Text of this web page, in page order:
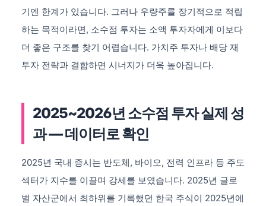
기엔 한계가 있습니다. 그러나 우량주를 장기적으로 적립
하는 목적이라면, 소수점 투자는 소액 투자자에게 이보다
더 좋은 구조를 찾기 어렵습니다. 가치주 투자나 배당 재
투자 전략과 결합하면 시너지가 더욱 높아집니다.
2025~2026년 소수점 투자 실제 성
과 — 데이터로 확인
2025년 국내 증시는 반도체, 바이오, 전력 인프라 등 주도
섹터가 지수를 이끌며 강세를 보였습니다. 2025년 글로
벌 자산군에서 최하위를 기록했던 한국 주식이 2025년에